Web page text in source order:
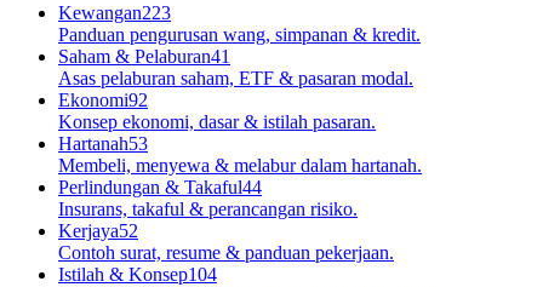
Kewangan223
Panduan pengurusan wang, simpanan & kredit.
Saham & Pelaburan41
Asas pelaburan saham, ETF & pasaran modal.
Ekonomi92
Konsep ekonomi, dasar & istilah pasaran.
Hartanah53
Membeli, menyewa & melabur dalam hartanah.
Perlindungan & Takaful44
Insurans, takaful & perancangan risiko.
Kerjaya52
Contoh surat, resume & panduan pekerjaan.
Istilah & Konsep104